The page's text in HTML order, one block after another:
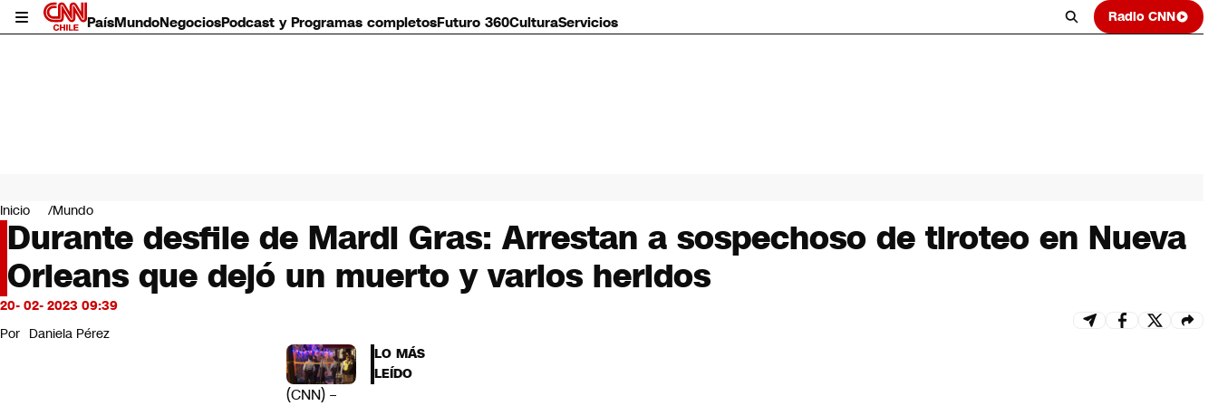
PaísMundoNegociosPodcast y Programas completosFuturo 360CulturaServicios Radio CNN
Mundo
Negocios
Deportes
Programas completos
Cultura
Servicios
Bits
CNN Data
Inicio Mundo
Durante desfile de Mardi Gras: Arrestan a sospechoso de tiroteo en Nueva
Orleans que dejó un muerto y varios heridos
20- 02- 2023 09:39
Por Daniela Pérez
(CNN) –
LO MÁS
LEÍDO